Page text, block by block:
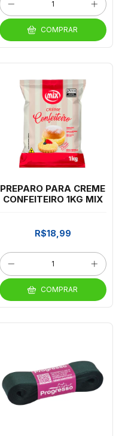
COMPRAR
PREPARO PARA CREME
CONFEITEIRO 1KG MIX
R$18,99
COMPRAR